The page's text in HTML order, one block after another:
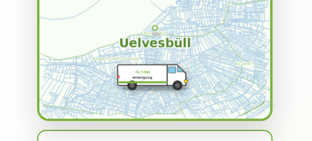
ÖLTANK
entsorgung